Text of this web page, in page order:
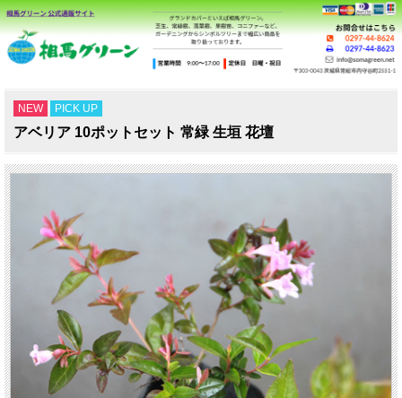
NEW PICK UP
アベリア 10ポットセット 常緑 生垣 花壇